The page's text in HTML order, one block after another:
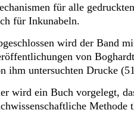
für alle
für Inkunabeln.
wird der Band
von
ihm untersuchten Drucke
wird ein Buch vorgelegt,
Methode